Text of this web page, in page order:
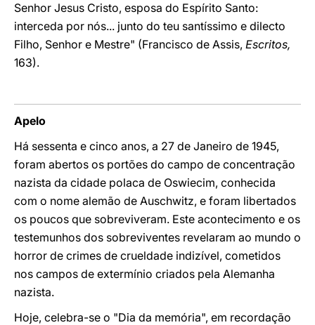
Senhor Jesus Cristo, esposa do Espírito Santo:
interceda por nós... junto do teu santíssimo e dilecto
Filho, Senhor e Mestre" (Francisco de Assis, Escritos,
163).
Apelo
Há sessenta e cinco anos, a 27 de Janeiro de 1945,
foram abertos os portões do campo de concentração
nazista da cidade polaca de Oswiecim, conhecida
com o nome alemão de Auschwitz, e foram libertados
os poucos que sobreviveram. Este acontecimento e os
testemunhos dos sobreviventes revelaram ao mundo o
horror de crimes de crueldade indizível, cometidos
nos campos de extermínio criados pela Alemanha
nazista.
Hoje, celebra-se o "Dia da memória", em recordação